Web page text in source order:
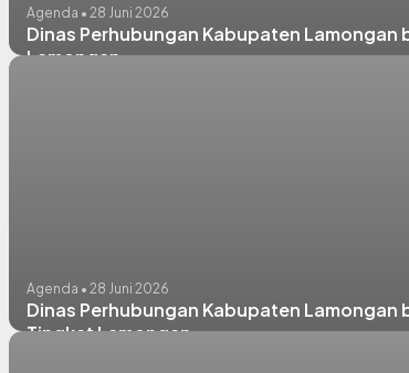
Agenda • 28 Juni 2026
Dinas Perhubungan Kabupaten
Lamongan.
Agenda • 28 Juni 2026
Dinas Perhubungan Kabupaten Lamongan
Tingkat Lamongan